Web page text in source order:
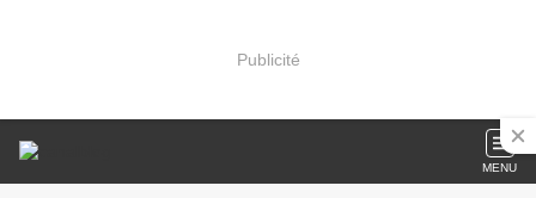
Publicité
MENU